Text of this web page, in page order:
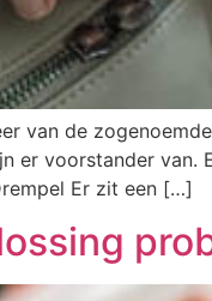
de zogenoemde
er voorstander
Er zit een […]